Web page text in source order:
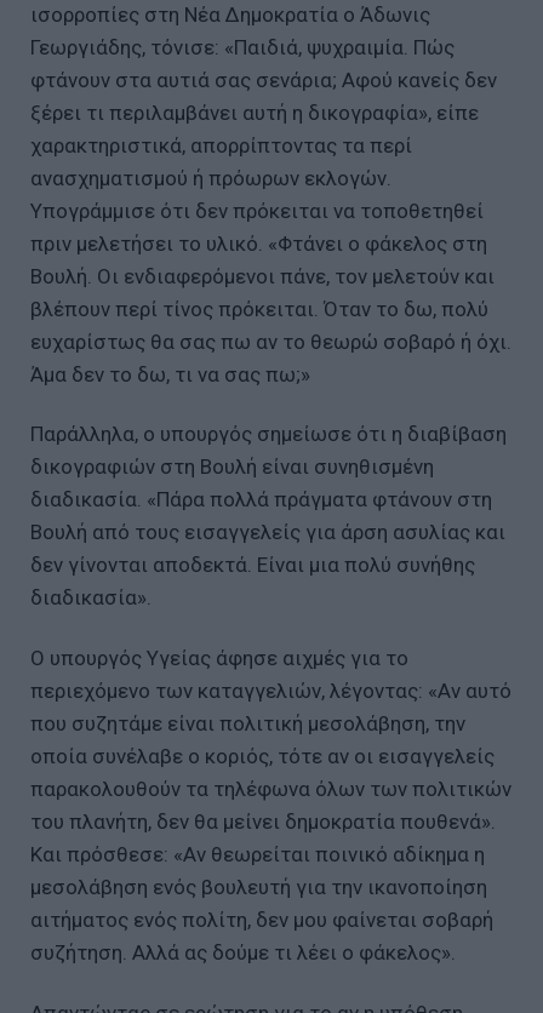
ισορροπίες στη Νέα Δημοκρατία ο Άδωνις
Γεωργιάδης, τόνισε: «Παιδιά, ψυχραιμία. Πώς
φτάνουν στα αυτιά σας σενάρια; Αφού κανείς δεν
ξέρει τι περιλαμβάνει αυτή η δικογραφία», είπε
χαρακτηριστικά, απορρίπτοντας τα περί
ανασχηματισμού ή πρόωρων εκλογών.
Υπογράμμισε ότι δεν πρόκειται να τοποθετηθεί
πριν μελετήσει το υλικό. «Φτάνει ο φάκελος στη
Βουλή. Οι ενδιαφερόμενοι πάνε, τον μελετούν και
βλέπουν περί τίνος πρόκειται. Όταν το δω, πολύ
ευχαρίστως θα σας πω αν το θεωρώ σοβαρό ή όχι.
Άμα δεν το δω, τι να σας πω;»
Παράλληλα, ο υπουργός σημείωσε ότι η διαβίβαση
δικογραφιών στη Βουλή είναι συνηθισμένη
διαδικασία. «Πάρα πολλά πράγματα φτάνουν στη
Βουλή από τους εισαγγελείς για άρση ασυλίας και
δεν γίνονται αποδεκτά. Είναι μια πολύ συνήθης
διαδικασία».
Ο υπουργός Υγείας άφησε αιχμές για το
περιεχόμενο των καταγγελιών, λέγοντας: «Αν αυτό
που συζητάμε είναι πολιτική μεσολάβηση, την
οποία συνέλαβε ο κοριός, τότε αν οι εισαγγελείς
παρακολουθούν τα τηλέφωνα όλων των πολιτικών
του πλανήτη, δεν θα μείνει δημοκρατία πουθενά».
Και πρόσθεσε: «Αν θεωρείται ποινικό αδίκημα η
μεσολάβηση ενός βουλευτή για την ικανοποίηση
αιτήματος ενός πολίτη, δεν μου φαίνεται σοβαρή
συζήτηση. Αλλά ας δούμε τι λέει ο φάκελος».